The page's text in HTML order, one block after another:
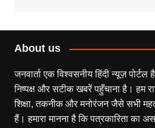
About us
जनवार्ता एक विश्वसनीय हिंदी न्यूज़
निष्पक्ष और सटीक खबरें पहुँचाना है। हम
शिक्षा, तकनीक और मनोरंजन जैसे सभी
हैं। हमारा मानना है कि पत्रकारिता का